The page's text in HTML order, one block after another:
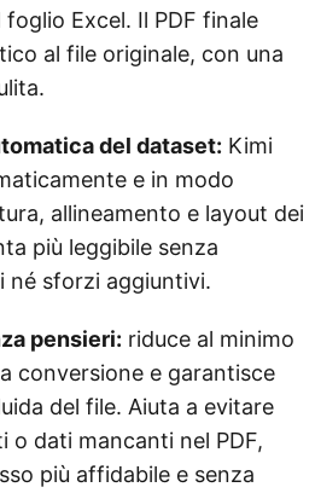
Excel. Il PDF finale
al file originale, con una
del dataset: Kimi
e in modo
allineamento e layout dei
più leggibile senza
né sforzi aggiuntivi.
pensieri: riduce al minimo
conversione e garantisce
del file. Aiuta a evitare
o dati mancanti nel PDF,
più affidabile e senza